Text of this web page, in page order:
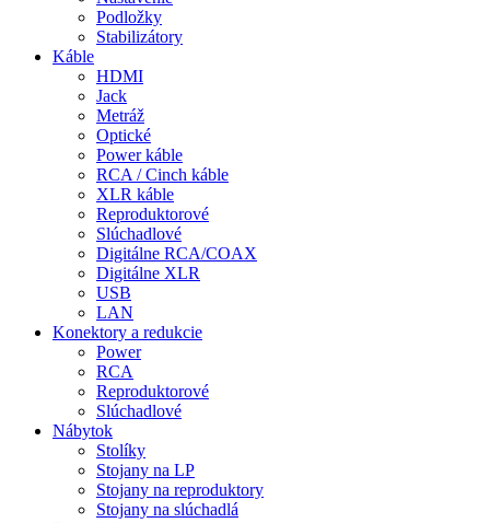
Podložky
Stabilizátory
Káble
HDMI
Jack
Metráž
Optické
Power káble
RCA / Cinch káble
XLR káble
Reproduktorové
Slúchadlové
Digitálne RCA/COAX
Digitálne XLR
USB
LAN
Konektory a redukcie
Power
RCA
Reproduktorové
Slúchadlové
Nábytok
Stolíky
Stojany na LP
Stojany na reproduktory
Stojany na slúchadlá